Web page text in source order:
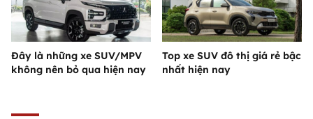
Đây là những xe SUV/MPV
không nên bỏ qua hiện nay
Top xe SUV đô thị giá rẻ bậc
nhất hiện nay